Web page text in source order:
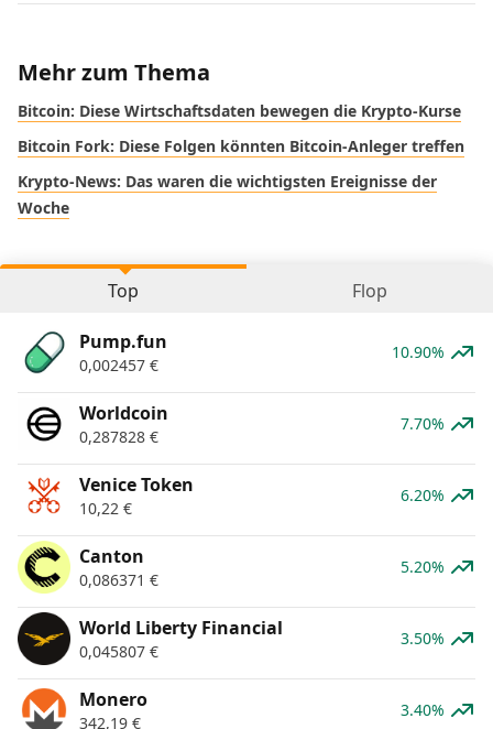
Mehr zum Thema
Bitcoin: Diese Wirtschaftsdaten bewegen die Krypto-Kurse
Bitcoin Fork: Diese Folgen könnten Bitcoin-Anleger treffen
Krypto-News: Das waren die wichtigsten Ereignisse der
Woche
Top Flop
Pump.fun
0,002457 €
10.90%
Worldcoin
0,287828 €
7.70%
Venice Token
10,22 €
6.20%
Canton
0,086371 €
5.20%
World Liberty Financial
0,045807 €
3.50%
Monero
342,19 €
3.40%